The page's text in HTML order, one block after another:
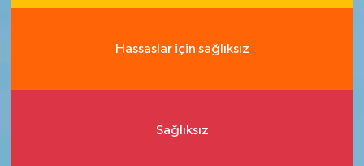
Hassaslar için sağlıksız
Sağlıksız